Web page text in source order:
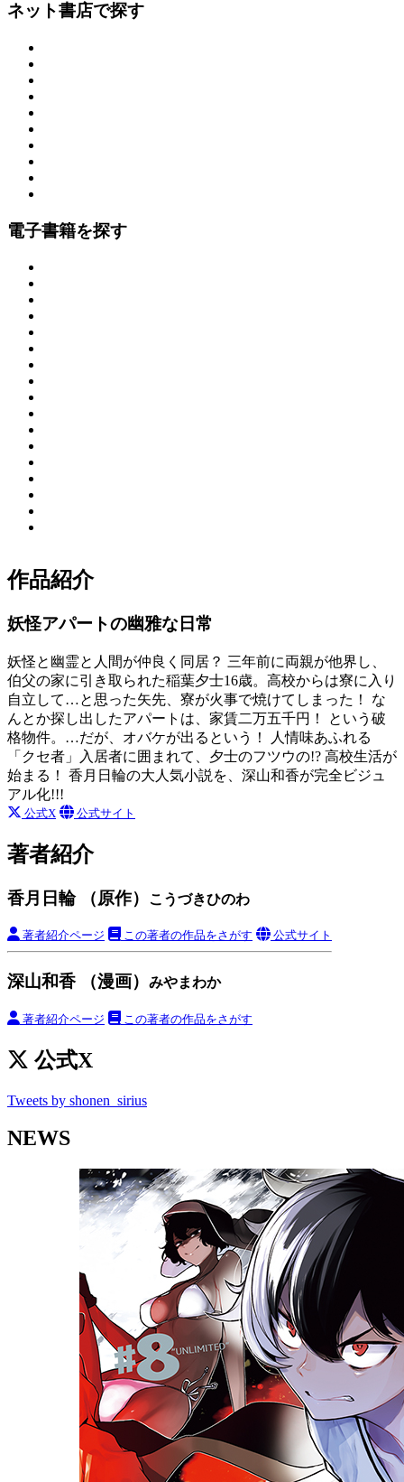
ネット書店で探す
電子書籍を探す
作品紹介
妖怪アパートの幽雅な日常
妖怪と幽霊と人間が仲良く同居？ 三年前に両親が他界し、
伯父の家に引き取られた稲葉夕士16歳。高校からは寮に入り
自立して…と思った矢先、寮が火事で焼けてしまった！ な
んとか探し出したアパートは、家賃二万五千円！ という破
格物件。…だが、オバケが出るという！ 人情味あふれる
「クセ者」入居者に囲まれて、夕士のフツウの!? 高校生活が
始まる！ 香月日輪の大人気小説を、深山和香が完全ビジュ
アル化!!!
公式X 公式サイト
著者紹介
香月日輪 （原作） こうづきひのわ
著者紹介ページ この著者の作品をさがす 公式サイト
深山和香 （漫画） みやまわか
著者紹介ページ この著者の作品をさがす
公式X
Tweets by shonen_sirius
NEWS